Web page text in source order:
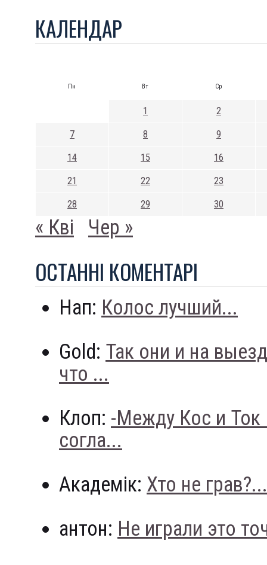
КАЛЕНДАР
Пн Вт Ср
1 2
7 8 9
14 15 16
21 22 23
28 29 30
« Кві Чер »
ОСТАННI КОМЕНТАРI
Нап: Колос лучший...
Gold: Так они и на
что ...
Клоп: -Между Кос и
согла...
Академік: Хто не грав?...
антон: Не играли это